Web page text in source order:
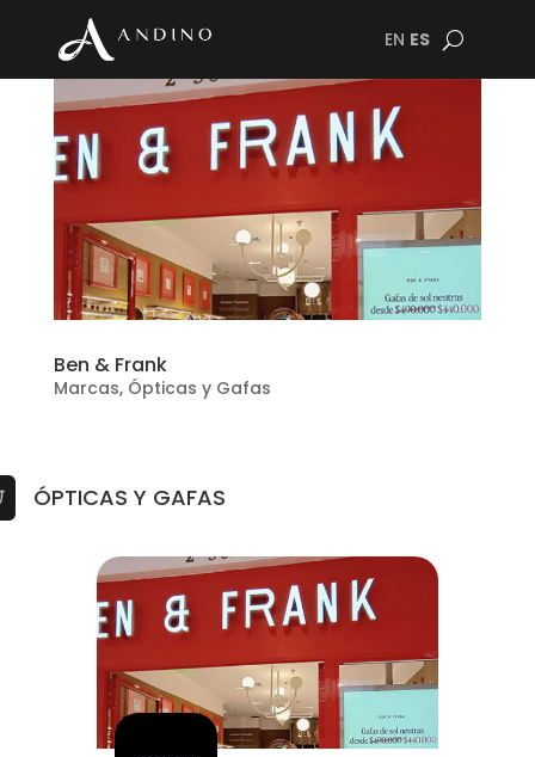
EN ES
Ben & Frank
Marcas, Ópticas y Gafas
ÓPTICAS Y GAFAS